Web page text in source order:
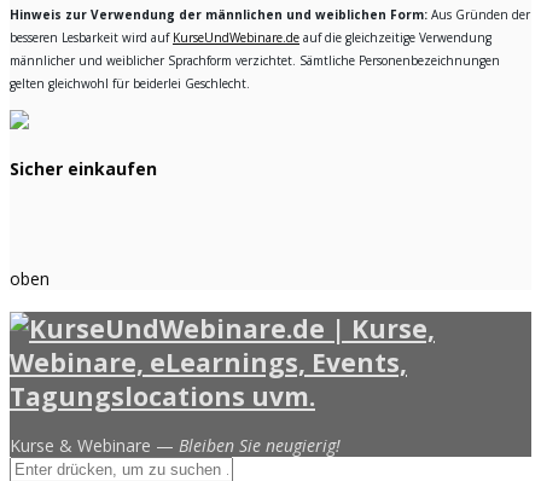
Hinweis zur Verwendung der männlichen und weiblichen Form: Aus Gründen der
besseren Lesbarkeit wird auf KurseUndWebinare.de auf die gleichzeitige Verwendung
männlicher und weiblicher Sprachform verzichtet. Sämtliche Personenbezeichnungen
gelten gleichwohl für beiderlei Geschlecht.
Sicher einkaufen
oben
Kurse & Webinare — Bleiben Sie neugierig!